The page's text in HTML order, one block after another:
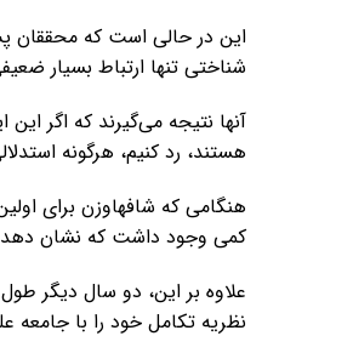
این در حالی است که محققان
شناختی تنها ارتباط بسیار
آنها نتیجه می‌گیرند که اگر
هستند، رد کنیم، هرگونه
کمی وجود داشت که نشان دهد بشریت
علاوه بر این، دو سال دیگر
نظریه تکامل خود را با